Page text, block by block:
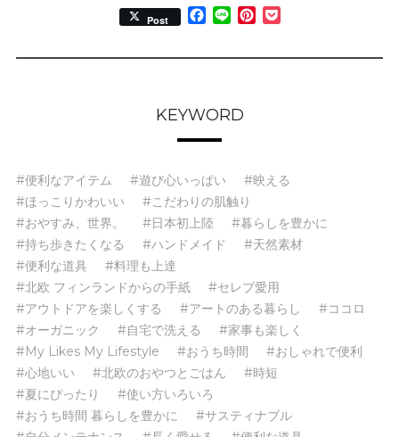
Post Facebook
Line Pinterest
KEYWORD
#便利なアイテム #遊び心いっぱい
#映える
#ほっこりかわいい
#こだわりの肌触り
#おやすみ、世界。
#日本初上陸
#暮らしを豊かに
#持ち歩きたくなる
#ハンドメイド
#天然素材
#便利な道具
#料理も上達
#北欧 フィンランドからの手紙
#セレブ愛用
#アウトドアを楽しくする
#アートのある暮らし
#ココロ
#オーガニック
#自宅で洗える
#家事も楽しく
#My Likes My Lifestyle
#おうち時間
#おしゃれで便利
#心地いい
#北欧のおやつとごはん
#時短
#夏にぴったり
#使い方いろいろ
#おうち時間 暮らしを豊かに
#サスティナブル